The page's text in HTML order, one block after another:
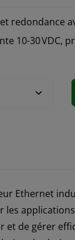
redondance
10-30 VDC,
Ethernet
de gérer